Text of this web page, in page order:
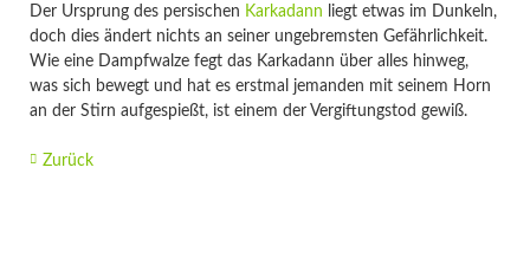
Der Ursprung des persischen Karkadann liegt etwas im Dunkeln,
doch dies ändert nichts an seiner ungebremsten Gefährlichkeit.
Wie eine Dampfwalze fegt das Karkadann über alles hinweg,
was sich bewegt und hat es erstmal jemanden mit seinem Horn
an der Stirn aufgespießt, ist einem der Vergiftungstod gewiß.
Zurück